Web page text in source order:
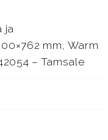
ja
mm, Warm
– Tamsale